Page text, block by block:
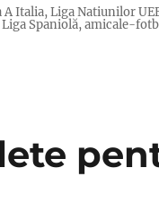
Italia, Liga Natiunilor
Spaniolă, amicale-